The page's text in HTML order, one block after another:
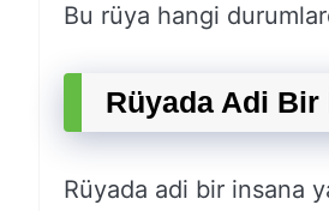
Bu rüya hangi
Rüyada Adi Bir
Rüyada adi bir insana